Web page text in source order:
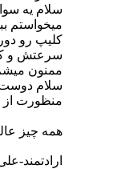
سلام یه
میخواستم
کلیپ رو دور
سرعتش و
ممنون میشم
سلام
منظورت از
همه چیز
ارادتمند-